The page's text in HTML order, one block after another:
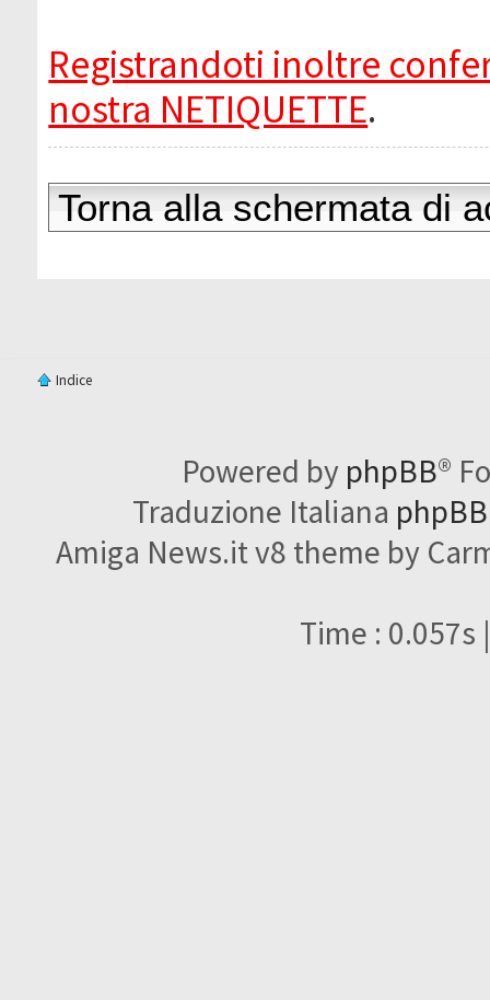
Registrandoti inoltre
nostra NETIQUETTE.
Torna alla schermata di
Indice
Powered by phpBB®
Traduzione Italiana
Amiga News.it v8 theme by
Time : 0.057s